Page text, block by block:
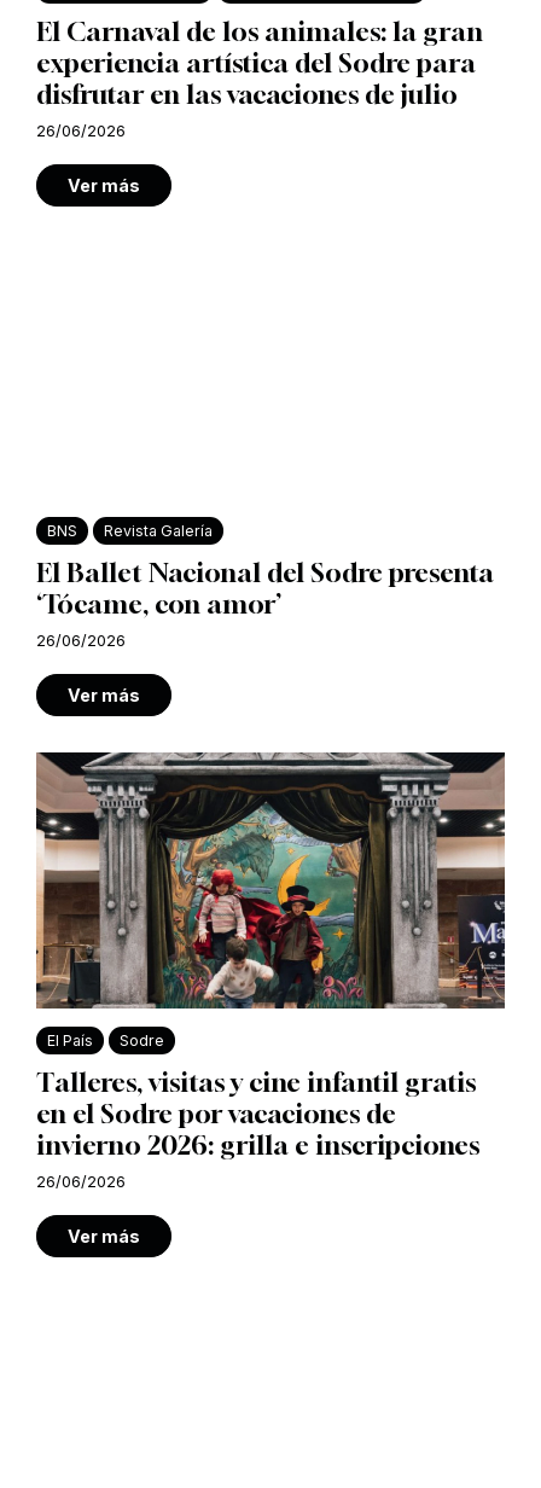
El Carnaval de los animales: la gran
experiencia artística del Sodre para
disfrutar en las vacaciones de julio
26/06/2026
Ver más
BNS Revista Galería
El Ballet Nacional del Sodre presenta
‘Tócame, con amor’
26/06/2026
Ver más
El País Sodre
Talleres, visitas y cine infantil gratis
en el Sodre por vacaciones de
invierno 2026: grilla e inscripciones
26/06/2026
Ver más